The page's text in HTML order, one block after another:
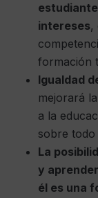
intereses,
formación
Igualdad
mejorará
a la
sobre
La
y
él es una